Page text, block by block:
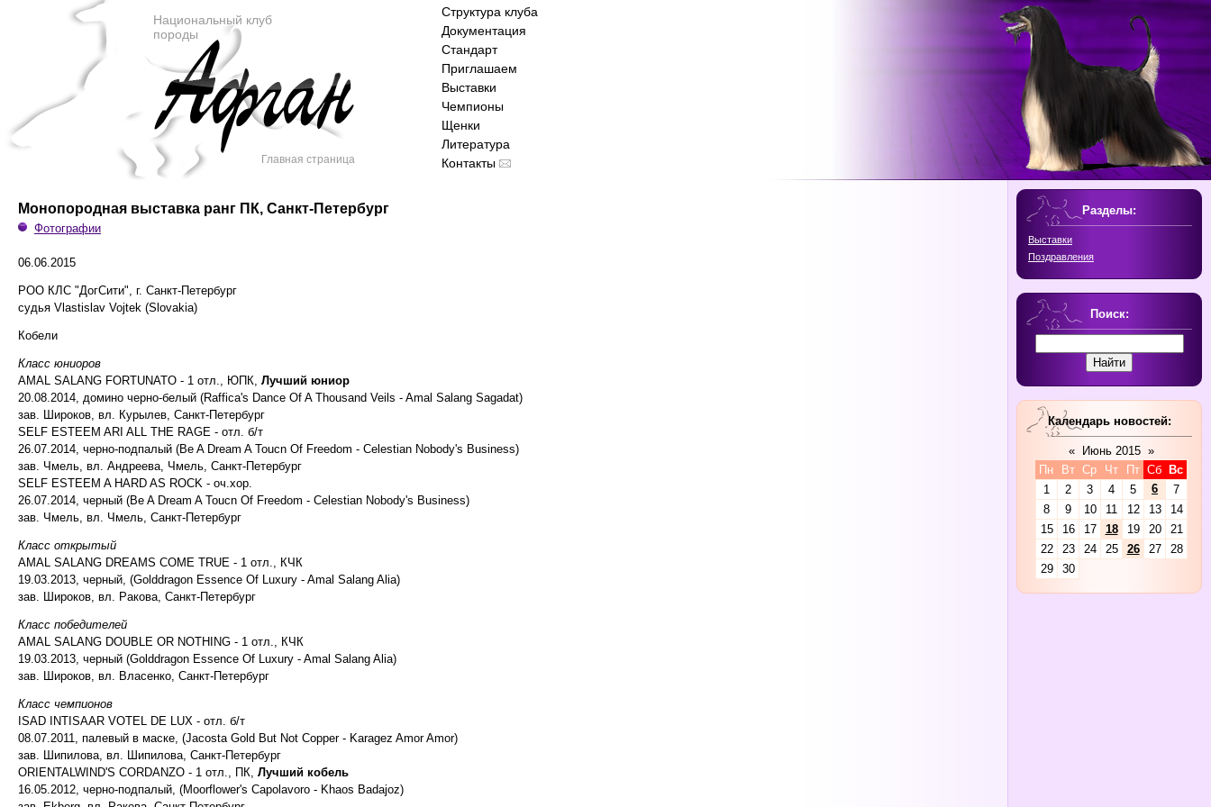
Национальный клуб
породы
Главная страница
Структура клуба
Документация
Стандарт
Приглашаем
Выставки
Чемпионы
Щенки
Литература
Контакты
Монопородная выставка ранг ПК, Санкт-Петербург
Фотографии
06.06.2015
РОО КЛС "ДогСити", г. Санкт-Петербург
судья Vlastislav Vojtek (Slovakia)
Кобели
Класс юниоров
AMAL SALANG FORTUNATO - 1 отл., ЮПК, Лучший юниор
20.08.2014, домино черно-белый (Raffica's Dance Of A Thousand Veils - Amal Salang Sagadat)
зав. Широков, вл. Курылев, Санкт-Петербург
SELF ESTEEM ARI ALL THE RAGE - отл. б/т
26.07.2014, черно-подпалый (Be A Dream A Toucn Of Freedom - Celestian Nobody's Business)
зав. Чмель, вл. Андреева, Чмель, Санкт-Петербург
SELF ESTEEM A HARD AS ROCK - оч.хор.
26.07.2014, черный (Be A Dream A Toucn Of Freedom - Celestian Nobody's Business)
зав. Чмель, вл. Чмель, Санкт-Петербург
Класс открытый
AMAL SALANG DREAMS COME TRUE - 1 отл., КЧК
19.03.2013, черный, (Golddragon Essence Of Luxury - Amal Salang Alia)
зав. Широков, вл. Ракова, Санкт-Петербург
Класс победителей
AMAL SALANG DOUBLE OR NOTHING - 1 отл., КЧК
19.03.2013, черный (Golddragon Essence Of Luxury - Amal Salang Alia)
зав. Широков, вл. Власенко, Санкт-Петербург
Класс чемпионов
ISAD INTISAAR VOTEL DE LUX - отл. б/т
08.07.2011, палевый в маске, (Jacosta Gold But Not Copper - Karagez Amor Amor)
зав. Шипилова, вл. Шипилова, Санкт-Петербург
ORIENTALWIND'S CORDANZO - 1 отл., ПК, Лучший кобель
16.05.2012, черно-подпалый, (Moorflower's Capolavoro - Khaos Badajoz)
Разделы:
Выставки
Поздравления
Поиск:
Календарь новостей:
« Июнь 2015 »
Пн
Вт Ср Чт Пт Сб
Вс
1
2 3 4 5 6
7
8
9 10 11 12 13
14
15
16 17 18 19 20
21
22
23 24 25 26 27
28
29
30